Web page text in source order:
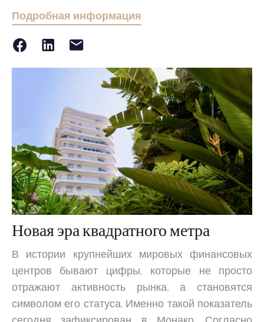
Подробная информация
Новая эра квадратного метра
В истории крупнейших мировых финансовых
центров бывают цифры, которые не просто
отражают активность рынка, а становятся
символом его статуса. Именно такой показатель